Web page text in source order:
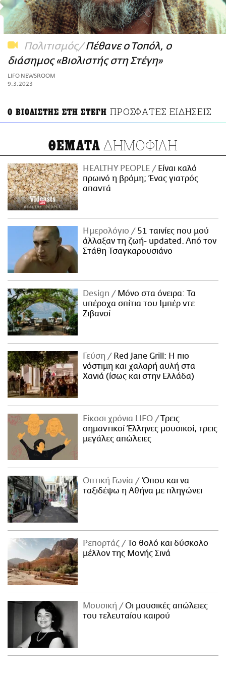
ΑΜΠΑ
PRINT
Πολιτισμός Πέθανε ο Τοπόλ, ο
διάσημος «Βιολιστής στη Στέγη»
LIFO NEWSROOM
9.3.2023
Ο ΒΙΟΛΙΣΤΗΣ ΣΤΗ ΣΤΕΓΗ ΠΡΟΣΦΑΤΕΣ ΕΙΔΗΣΕΙΣ
ΘΕΜΑΤΑ ΔΗΜΟΦΙΛΗ
HEALTHY PEOPLE
Είναι καλό
πρωινό η βρόμη; Ένας γιατρός
απαντά
Ημερολόγιο
51 ταινίες που μού
άλλαξαν τη ζωή- updated. Aπό τον
Στάθη Τσαγκαρουσιάνο
Design
Μόνο στα όνειρα: Τα
υπέροχα σπίτια του Ιμπέρ ντε
Ζιβανσί
Γεύση
Red Jane Grill: Η πιο
νόστιμη και χαλαρή αυλή στα
Χανιά (ίσως και στην Ελλάδα)
Είκοσι χρόνια LIFO
Tρεις
σημαντικοί Έλληνες μουσικοί, τρεις
μεγάλες απώλειες
Οπτική Γωνία
Όπου και να
ταξιδέψω η Αθήνα με πληγώνει
Ρεπορτάζ
Το θολό και δύσκολο
μέλλον της Μονής Σινά
Μουσική
Οι μουσικές απώλειες
του τελευταίου καιρού